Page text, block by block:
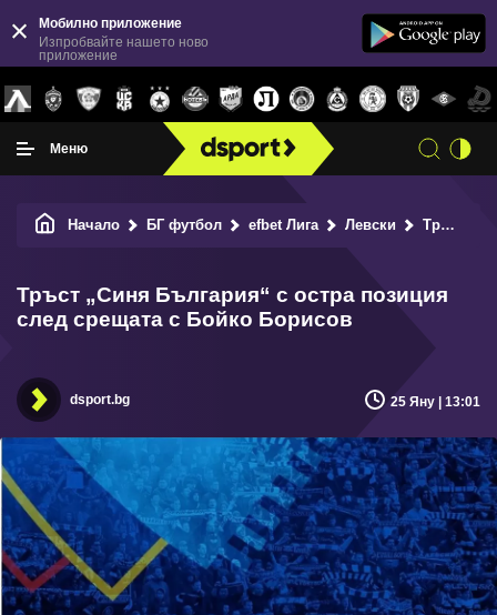
Мобилно приложение
Изпробвайте нашето ново
приложение
Меню
Начало БГ футбол efbet Лига Левски Тръст „Синя България“ с остра позиция след срещата с Бойко Борисов
Тръст „Синя България“ с остра позиция
след срещата с Бойко Борисов
dsport.bg 25 Яну | 13:01